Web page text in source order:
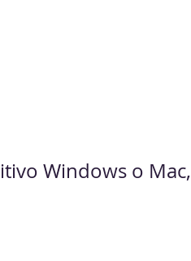
Windows o Mac,